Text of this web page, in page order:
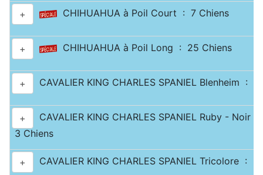
+ CHIHUAHUA à Poil Court : 7 Chiens
+ CHIHUAHUA à Poil Long : 25 Chiens
+ CAVALIER KING CHARLES SPANIEL Blenheim :
+
CAVALIER KING CHARLES SPANIEL Ruby - Noir
3 Chiens
+ CAVALIER KING CHARLES SPANIEL Tricolore : 3